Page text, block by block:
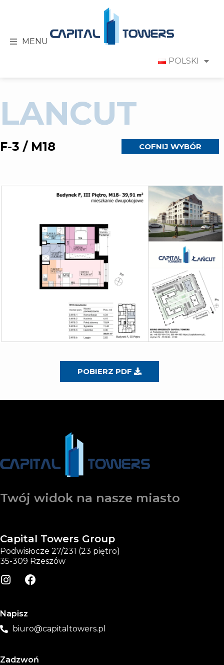
MENU
POLSKI
LANCUT
F-3 / M18 COFNIJ WYBÓR
POBIERZ PDF
Twój widok na nasze miasto
Capital Towers Group
Podwisłocze 27/231 (23 piętro)
35-309 Rzeszów
Napisz
biuro@capitaltowers.pl
Zadzwoń